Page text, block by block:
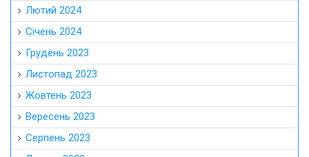
Лютий 2024
Січень 2024
Грудень 2023
Листопад 2023
Жовтень 2023
Вересень 2023
Серпень 2023